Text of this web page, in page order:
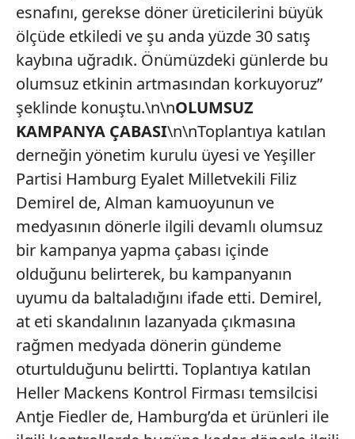
esnafını, gerekse döner üreticilerini büyük
ölçüde etkiledi ve şu anda yüzde 30 satış
kaybına uğradık. Önümüzdeki günlerde bu
olumsuz etkinin artmasından korkuyoruz”
şeklinde konuştu.\n\nOLUMSUZ
KAMPANYA ÇABASI\n\nToplantıya katılan
derneğin yönetim kurulu üyesi ve Yeşiller
Partisi Hamburg Eyalet Milletvekili Filiz
Demirel de, Alman kamuoyunun ve
medyasının dönerle ilgili devamlı olumsuz
bir kampanya yapma çabası içinde
olduğunu belirterek, bu kampanyanın
uyumu da baltaladığını ifade etti. Demirel,
at eti skandalının lazanyada çıkmasına
rağmen medyada dönerin gündeme
oturtulduğunu belirtti. Toplantıya katılan
Heller Mackens Kontrol Firması temsilcisi
Antje Fiedler de, Hamburg’da et ürünleri ile